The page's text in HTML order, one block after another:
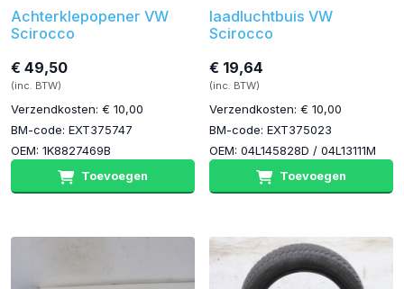
Achterklepopener VW
Scirocco
€ 49,50
(inc. BTW)
Verzendkosten: € 10,00
BM-code: EXT375747
OEM: 1K8827469B
Toevoegen
laadluchtbuis VW
Scirocco
€ 19,64
(inc. BTW)
Verzendkosten: € 10,00
BM-code: EXT375023
OEM: 04L145828D / 04L13111M
Toevoegen